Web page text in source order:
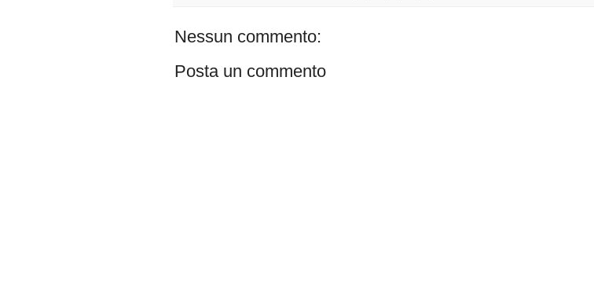
Nessun commento:
Posta un commento